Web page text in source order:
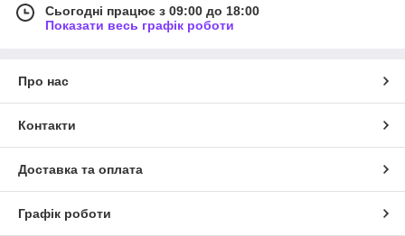
Сьогодні працює з 09:00 до 18:00
Показати весь графік роботи
Про нас
Контакти
Доставка та оплата
Графік роботи